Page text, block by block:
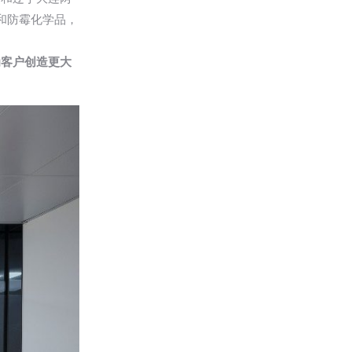
霉化学品，
户创造更大